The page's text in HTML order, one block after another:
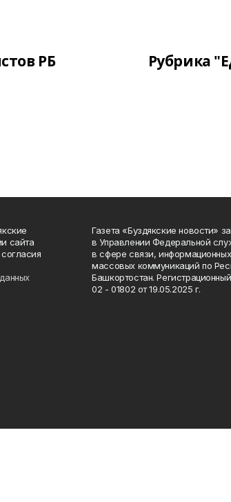
РБ Рубрика
сайта
Газета «Буздякские новости»
в Управлении Федеральной
в сфере связи,
массовых коммуникаций по
Башкортостан.
02 - 01802 от 19.05.2025 г.